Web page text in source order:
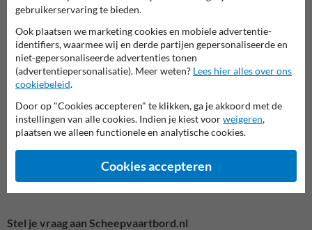
Parkeerplaats borden
Entree- en toegangsborden
Eigen terrein borden
Stel je vraag aan Scheepvaartbord.nl
gebruikerservaring te bieden.
Ook plaatsen we marketing cookies en mobiele advertentie-
identifiers, waarmee wij en derde partijen gepersonaliseerde en
niet-gepersonaliseerde advertenties tonen
(advertentiepersonalisatie). Meer weten? Lees hier alles over ons
cookiebeleid.
Door op "Cookies accepteren" te klikken, ga je akkoord met de
instellingen van alle cookies. Indien je kiest voorweigeren,
plaatsen we alleen functionele en analytische cookies.
Cookies accepteren